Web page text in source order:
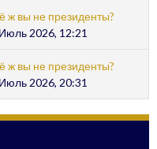
ж вы не президенты?
2026, 12:21
ж вы не президенты?
2026, 20:31